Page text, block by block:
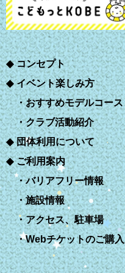
コンセプト
イベント楽しみ方
おすすめモデルコース
クラブ活動紹介
団体利用について
ご利用案内
バリアフリー情報
施設情報
アクセス、駐車場
Webチケットのご購入